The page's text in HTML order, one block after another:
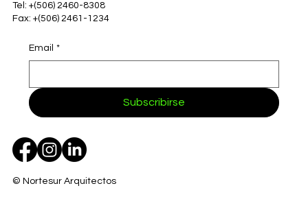
Tel: +(506) 2460-8308
Fax: +(506) 2461-1234
Email *
Subscribirse
© Nortesur Arquitectos